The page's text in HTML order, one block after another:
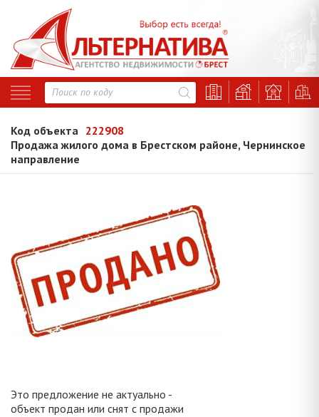
Код объекта 222908
Продажа жилого дома в Брестском районе, Чернинское
направление
Это предложение не актуально -
объект продан или снят с продажи